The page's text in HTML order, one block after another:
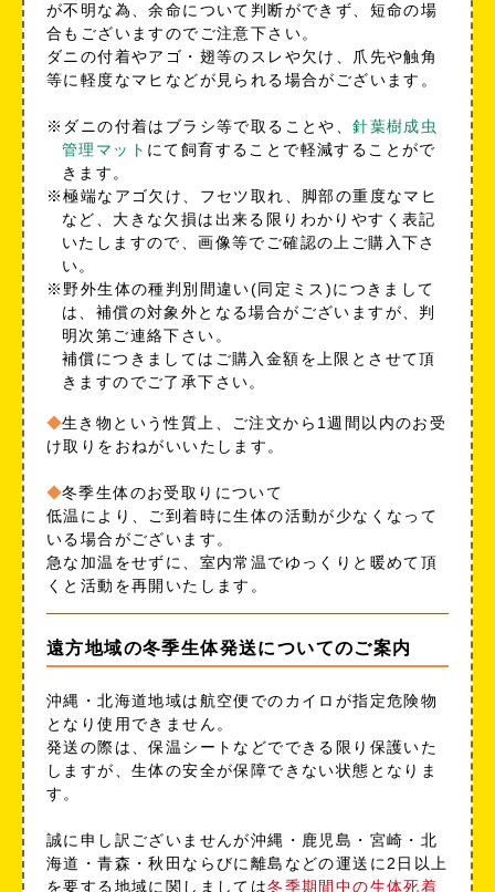
が不明な為、余命について判断ができず、短命の場
合もございますのでご注意下さい。
ダニの付着やアゴ・翅等のスレや欠け、爪先や触角
等に軽度なマヒなどが見られる場合がございます。
※ダニの付着はブラシ等で取ることや、針葉樹成虫
管理マット にて飼育することで軽減することがで
きます。
※極端なアゴ欠け、フセツ取れ、脚部の重度なマヒ
など、大きな欠損は出来る限りわかりやすく表記
いたしますので、画像等でご確認の上ご購入下さ
い。
※野外生体の種判別間違い(同定ミス)につきまして
は、補償の対象外となる場合がございますが、判
明次第ご連絡下さい。
補償につきましてはご購入金額を上限とさせて頂
きますのでご了承下さい。
生き物という性質上、ご注文から1週間以内のお受
け取りをおねがいいたします。
冬季生体のお受取りについて
低温により、ご到着時に生体の活動が少なくなって
いる場合がございます。
急な加温をせずに、室内常温でゆっくりと暖めて頂
くと活動を再開いたします。
遠方地域の冬季生体発送についてのご案内
沖縄・北海道地域は航空便でのカイロが指定危険物
となり使用できません。
発送の際は、保温シートなどでできる限り保護いた
しますが、生体の安全が保障できない状態となりま
す。
誠に申し訳ございませんが沖縄・鹿児島・宮崎・北
海道・青森・秋田ならびに離島などの運送に2日以上
を要する地域に関しましては冬季期間中の生体死着